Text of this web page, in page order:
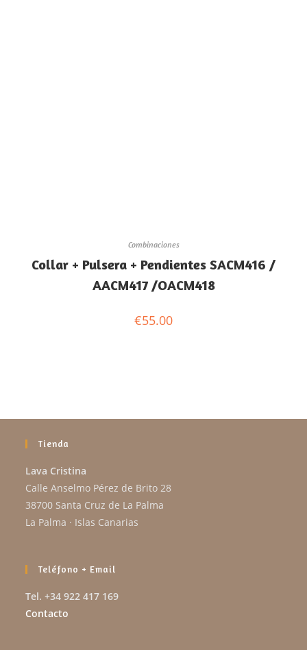
Combinaciones
Collar + Pulsera + Pendientes SACM416 /
AACM417 /OACM418
€55.00
Tienda
Lava Cristina
Calle Anselmo Pérez de Brito 28
38700 Santa Cruz de La Palma
La Palma · Islas Canarias
Teléfono + Email
Tel. +34 922 417 169
Contacto